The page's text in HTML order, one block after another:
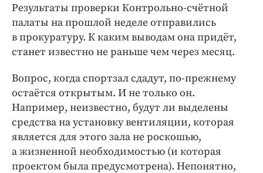
Результаты проверки Контрольно-­счётной
палаты на прошлой неделе отправились
в прокуратуру. К каким выводам она придёт,
станет известно не раньше чем через месяц.
Вопрос, когда спортзал сдадут, по-­прежнему
остаётся открытым. И не только он.
Например, неизвестно, будут ли выделены
средства на установку вентиляции, ­которая
является для этого зала не роскошью,
а жизненной необходимостью (и которая
проектом была предусмотрена). Непонятно,